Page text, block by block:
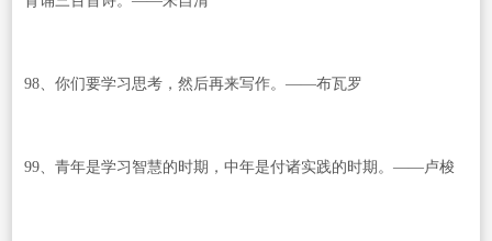
98、你们要学习思考，然后再来写作。——布瓦罗
99、青年是学习智慧的时期，中年是付诸实践的时期。——卢梭